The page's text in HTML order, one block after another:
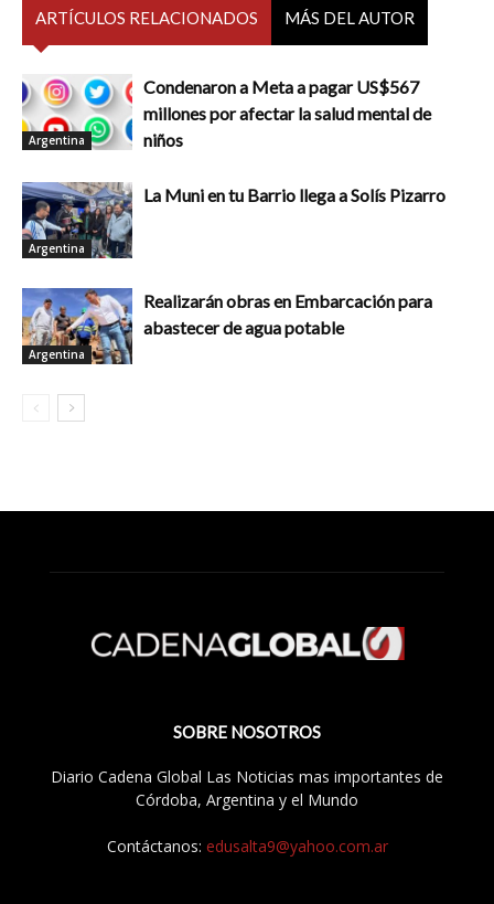
ARTÍCULOS RELACIONADOS MÁS DEL AUTOR
Argentina
Condenaron a Meta a pagar US$567
millones por afectar la salud mental de
niños
Argentina
La Muni en tu Barrio llega a Solís Pizarro
Argentina
Realizarán obras en Embarcación para
abastecer de agua potable
SOBRE NOSOTROS
Diario Cadena Global Las Noticias mas importantes de
Córdoba, Argentina y el Mundo
Contáctanos: edusalta9@yahoo.com.ar